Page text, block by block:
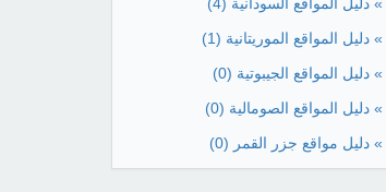
» دليل المواقع الموريتانية (1)
» دليل المواقع الجيبوتية (0)
» دليل المواقع الصومالية (0)
» دليل مواقع جزر القمر (0)